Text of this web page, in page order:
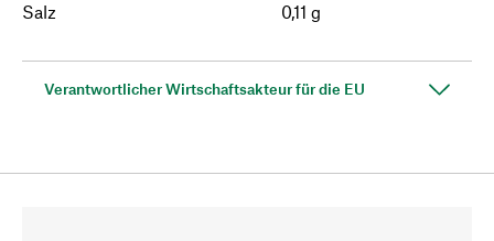
Salz 0,11 g
Verantwortlicher Wirtschaftsakteur für die EU